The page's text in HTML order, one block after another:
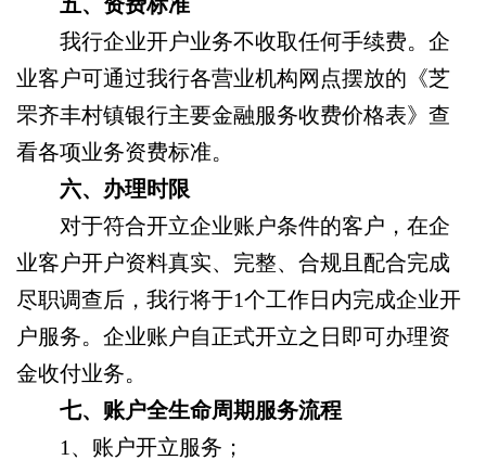
我行企业开户业务不收取任何手续费。企
业客户可通过我行各营业机构网点摆放的《芝
罘齐丰村镇银行主要金融服务收费价格表》查
看各项业务资费标准。
六、 办理时限
对于符合开立企业账户条件的客户，在企
业客户开户资料真实、完整、合规且配合完成
尽职调查后，我行将于1个工作日内完成企业开
户服务。企业账户自正式开立之日即可办理资
金收付业务。
七、账户全生命周期服务流程
1、 账户开立服务；